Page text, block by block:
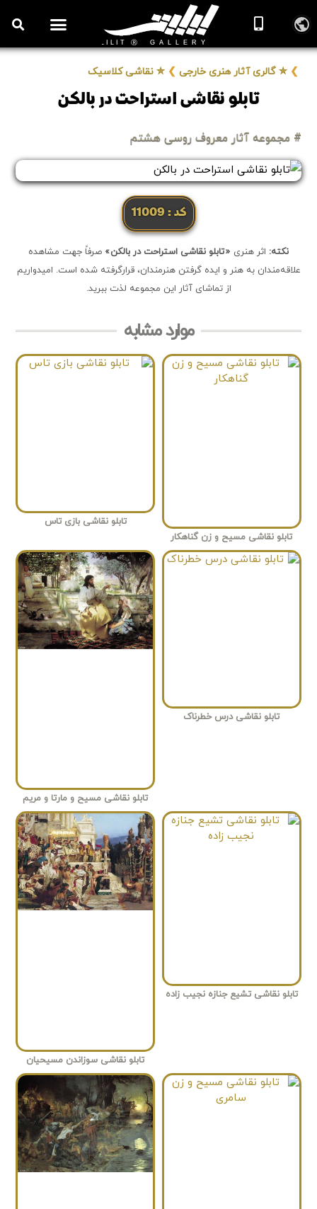
❯ ✮ گالری آثار هنری خارجی ❯ ✮ نقاشی کلاسیک
تابلو نقاشی استراحت در بالکن
# مجموعه آثار معروف روسی هشتم
کد: 11009
نکته: اثر هنری «تابلو نقاشی استراحت در بالکن» صرفاً جهت مشاهده
علاقه‌مندان به هنر و ایده گرفتن هنرمندان، قرارگرفته شده است. امیدواریم
از تماشای آثار این مجموعه لذت ببرید.
موارد مشابه
تابلو نقاشی مسیح و زن گناهکار
تابلو نقاشی بازی تاس
تابلو نقاشی درس خطرناک
تابلو نقاشی مسیح و مارتا و مریم
تابلو نقاشی تشیع جنازه نجیب زاده
تابلو نقاشی سوزاندن مسیحیان